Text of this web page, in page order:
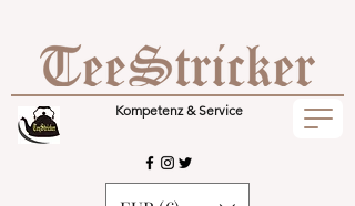
Kompetenz & Service